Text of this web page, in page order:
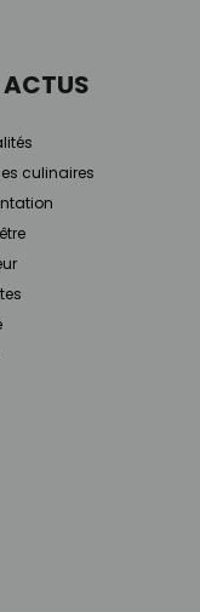
ACTUS
culinaires